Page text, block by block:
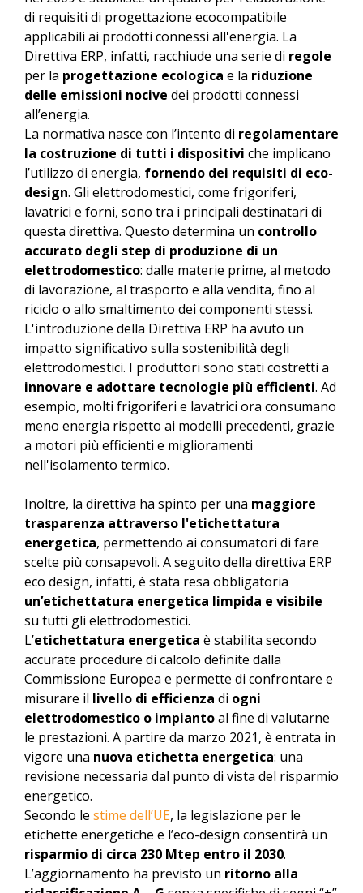
di requisiti di progettazione ecocompatibile
applicabili ai prodotti connessi all'energia. La
Direttiva ERP, infatti, racchiude una serie di regole
per la progettazione ecologica e la riduzione
delle emissioni nocive dei prodotti connessi
all’energia.
La normativa nasce con l’intento di regolamentare
la costruzione di tutti i dispositivi che implicano
l’utilizzo di energia, fornendo dei requisiti di eco-
design. Gli elettrodomestici, come frigoriferi,
lavatrici e forni, sono tra i principali destinatari di
questa direttiva. Questo determina un controllo
accurato degli step di produzione di un
elettrodomestico: dalle materie prime, al metodo
di lavorazione, al trasporto e alla vendita, fino al
riciclo o allo smaltimento dei componenti stessi.
L'introduzione della Direttiva ERP ha avuto un
impatto significativo sulla sostenibilità degli
elettrodomestici. I produttori sono stati costretti a
innovare e adottare tecnologie più efficienti. Ad
esempio, molti frigoriferi e lavatrici ora consumano
meno energia rispetto ai modelli precedenti, grazie
a motori più efficienti e miglioramenti
nell'isolamento termico.
Inoltre, la direttiva ha spinto per una maggiore
trasparenza attraverso l'etichettatura
energetica, permettendo ai consumatori di fare
scelte più consapevoli. A seguito della direttiva ERP
eco design, infatti, è stata resa obbligatoria
un’etichettatura energetica limpida e visibile
su tutti gli elettrodomestici.
L’etichettatura energetica è stabilita secondo
accurate procedure di calcolo definite dalla
Commissione Europea e permette di confrontare e
misurare il livello di efficienza di ogni
elettrodomestico o impiantoal fine di valutarne
le prestazioni. A partire da marzo 2021, è entrata in
vigore una nuova etichetta energetica: una
revisione necessaria dal punto di vista del risparmio
energetico.
Secondo le stime dell’UE, la legislazione per le
etichette energetiche e l’eco-design consentirà un
risparmio di circa 230 Mtep entro il 2030.
L’aggiornamento ha previsto un ritorno alla